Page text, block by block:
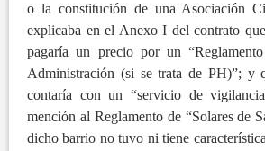
o la constitución de una Asociación
explicaba en el Anexo I del contrato
pagaría un precio por un
Administración (si se trata de PH)”; y
contaría con un “servicio de
mención al Reglamento de “Solares de
dicho barrio no tuvo ni tiene